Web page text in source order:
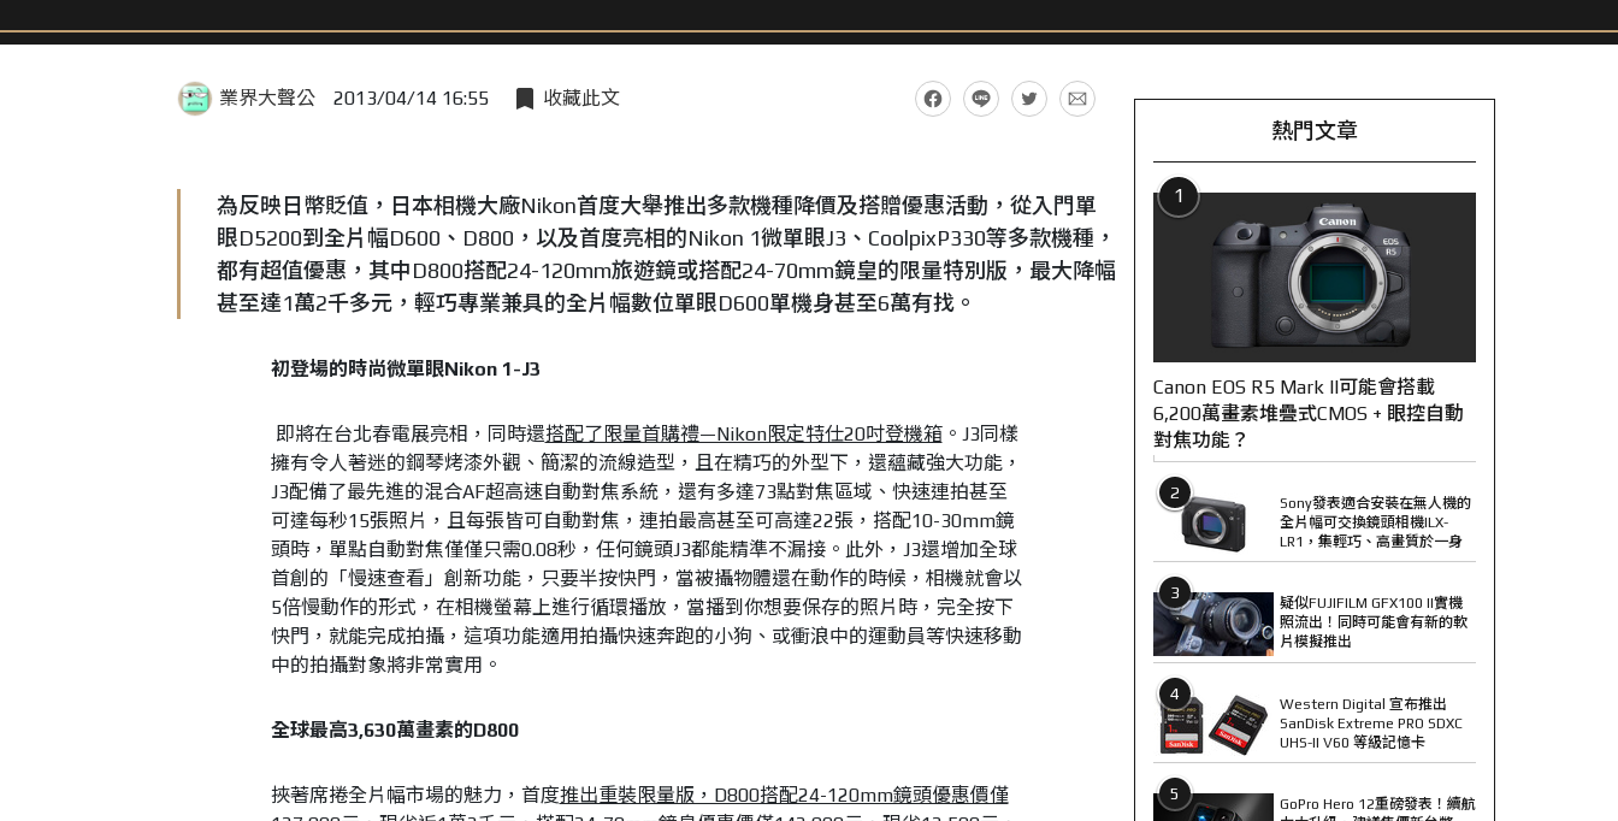
業界大聲公 2013/04/14 16:55 收藏此文
為反映日幣貶值，日本相機大廠Nikon首度大舉推出多款機種降價及搭贈優惠活動，從入門單
眼D5200到全片幅D600、D800，以及首度亮相的Nikon 1微單眼J3、CoolpixP330等多款機種，
都有超值優惠，其中D800搭配24-120mm旅遊鏡或搭配24-70mm鏡皇的限量特別版，最大降幅
甚至達1萬2千多元，輕巧專業兼具的全片幅數位單眼D600單機身甚至6萬有找。
初登場的時尚微單眼Nikon 1-J3
即將在台北春電展亮相，同時還搭配了限量首購禮—Nikon限定特仕20吋登機箱。J3同樣
擁有令人著迷的鋼琴烤漆外觀、簡潔的流線造型，且在精巧的外型下，還蘊藏強大功能，
J3配備了最先進的混合AF超高速自動對焦系統，還有多達73點對焦區域、快速連拍甚至
可達每秒15張照片，且每張皆可自動對焦，連拍最高甚至可高達22張，搭配10-30mm鏡
頭時，單點自動對焦僅僅只需0.08秒，任何鏡頭J3都能精準不漏接。此外，J3還增加全球
首創的「慢速查看」創新功能，只要半按快門，當被攝物體還在動作的時候，相機就會以
5倍慢動作的形式，在相機螢幕上進行循環播放，當播到你想要保存的照片時，完全按下
快門，就能完成拍攝，這項功能適用拍攝快速奔跑的小狗、或衝浪中的運動員等快速移動
中的拍攝對象將非常實用。
全球最高3,630萬畫素的D800
挾著席捲全片幅市場的魅力，首度推出重裝限量版，D800搭配24-120mm鏡頭優惠價僅
熱門文章
1
Canon EOS R5 Mark II可能會搭載
6,200萬畫素堆疊式CMOS + 眼控自動
對焦功能？
2
Sony發表適合安裝在無人機的
全片幅可交換鏡頭相機ILX-
LR1，集輕巧、高畫質於一身
3
疑似FUJIFILM GFX100 II實機
照流出！同時可能會有新的軟
片模擬推出
4
Western Digital 宣布推出
SanDisk Extreme PRO SDXC
UHS-II V60 等級記憶卡
5
GoPro Hero 12重磅發表！續航